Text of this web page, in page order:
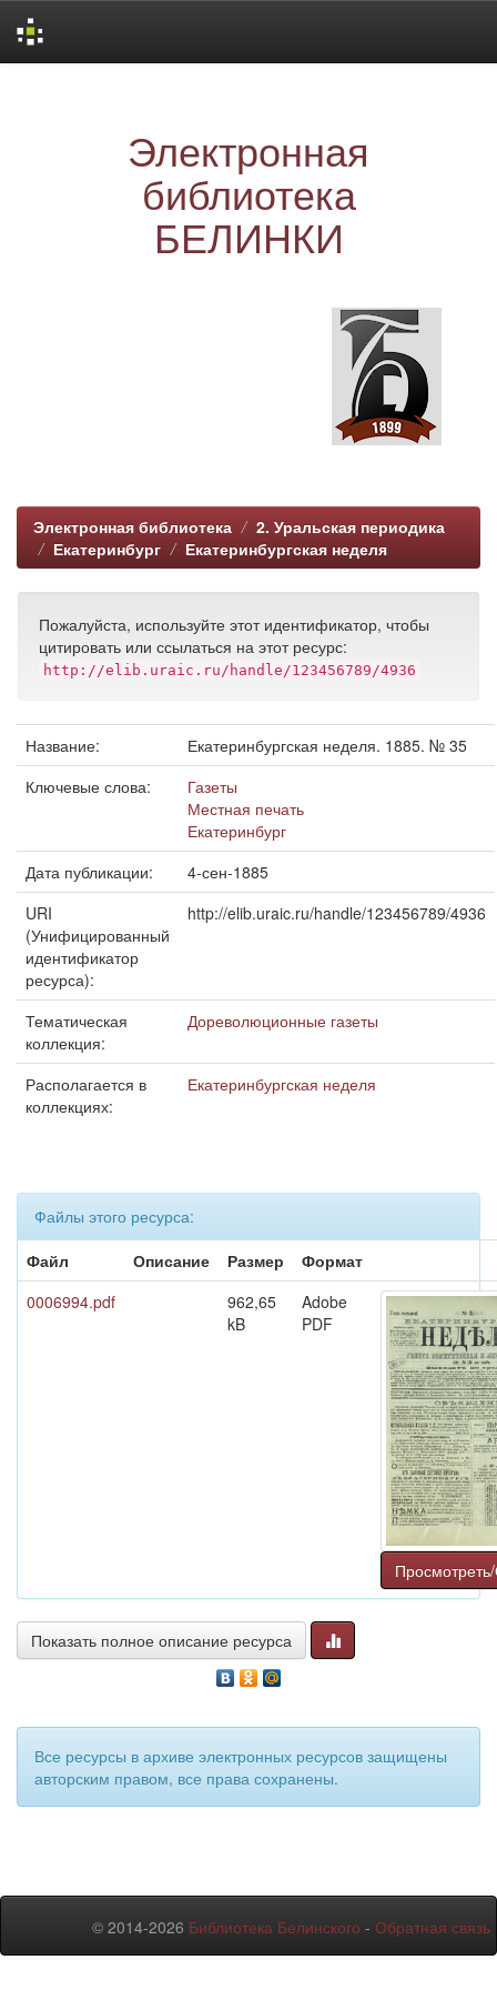
Электронная
библиотека
БЕЛИНКИ
Электронная библиотека
2. Уральская периодика
Екатеринбург
Екатеринбургская неделя
Пожалуйста, используйте этот идентификатор, чтобы
цитировать или ссылаться на этот ресурс:
http://elib.uraic.ru/handle/123456789/4936
Название:
Екатеринбургская неделя. 1885. № 35
Ключевые слова:
Газеты
Местная печать
Екатеринбург
Дата публикации:
4-сен-1885
URI
(Унифицированный
идентификатор
ресурса):
http://elib.uraic.ru/handle/123456789/4936
Тематическая
коллекция:
Дореволюционные газеты
Располагается в
коллекциях:
Екатеринбургская неделя
Файлы этого ресурса:
Файл
Описание Размер
Формат
0006994.pdf
962,65
kB
Adobe
PDF
Показать полное описание ресурса
Все ресурсы в архиве электронных ресурсов защищены
авторским правом, все права сохранены.
© 2014-2026 Библиотека Белинского - Обратная связь